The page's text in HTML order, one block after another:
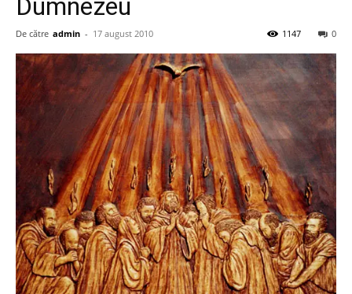
Dumnezeu
De către admin - 17 august 2010 0
1147